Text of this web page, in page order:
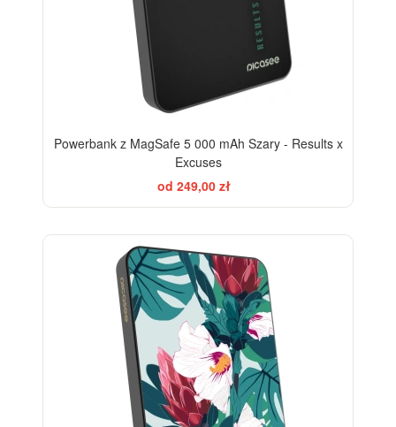
Powerbank z MagSafe 5 000 mAh Szary - Results x
Excuses
od 249,00 zł